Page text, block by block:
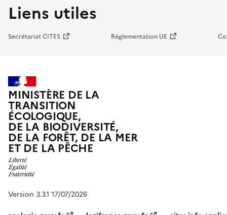
Liens utiles
Secrétariat CITES Réglementation UE
MINISTÈRE DE LA
TRANSITION
ÉCOLOGIQUE,
DE LA BIODIVERSITÉ,
DE LA FORÊT, DE LA MER
ET DE LA PÊCHE
Version 3.3.1 17/07/2026